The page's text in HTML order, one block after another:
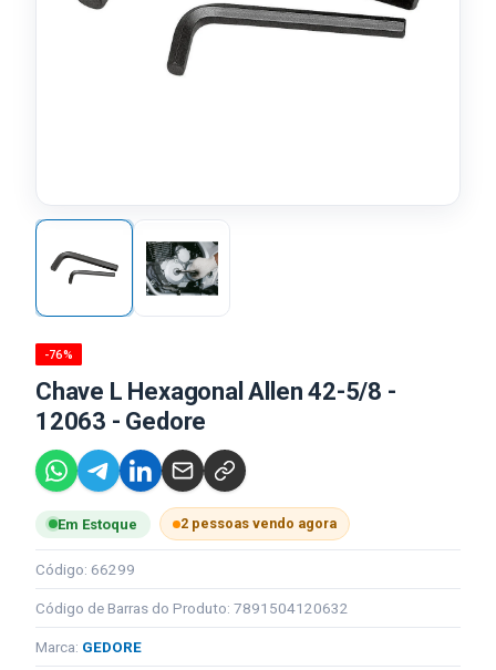
-76%
Chave L Hexagonal Allen 42-5/8 -
12063 - Gedore
Em Estoque 2 pessoas vendo agora
Código: 66299
Código de Barras do Produto: 7891504120632
Marca: GEDORE